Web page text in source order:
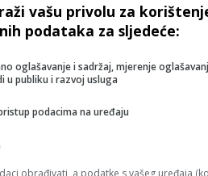
26.200 automobila, najbolji
su i tržišta poput Portugala
+ 22.6%), Belgije (10.600; +
U Meksiku, najvećem SEAT-ovom
porasla za 5,4%, na ukupno 24.300
vašu privolu za
podataka za sljedeće:
oglašavanje i sadržaj, mjerenje
u publiku i razvoj usluga
podacima na uređaju
obrađivati, a podatke s vašeg uređaja